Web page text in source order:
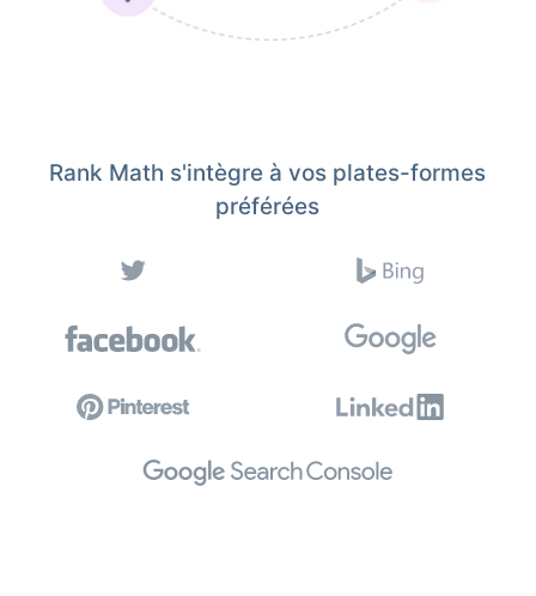
Rank Math s'intègre à vos plates-formes
préférées